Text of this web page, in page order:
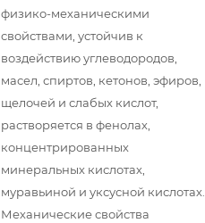
физико-механическими
свойствами, устойчив к
воздействию углеводородов,
масел, спиртов, кетонов, эфиров,
щелочей и слабых кислот,
растворяется в фенолах,
концентрированных
минеральных кислотах,
муравьиной и уксусной кислотах.
Механические свойства